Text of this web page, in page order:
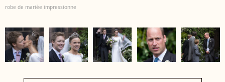
robe de mariée impressionne